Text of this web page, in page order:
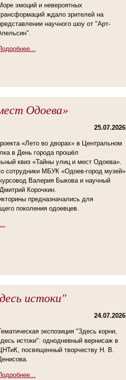
эмоций и невероятных
ждало зрителей на
научного шоу от "Арт-
Одоева»
25.07.2026
«Лето во дворах» в Центральном
в День города прошёл
квиз «Тайны улиц и мест Одоева».
сотрудники МБУК «Одоев-город музей»
Валерия Быкова и научный
Корочкин.
предназначались для
поколения одоевцев.
истоки"
24.07.2026
экспозиция "Здесь корни,
истоки": однодневный вернисаж в
посвященный творчеству Н. В.